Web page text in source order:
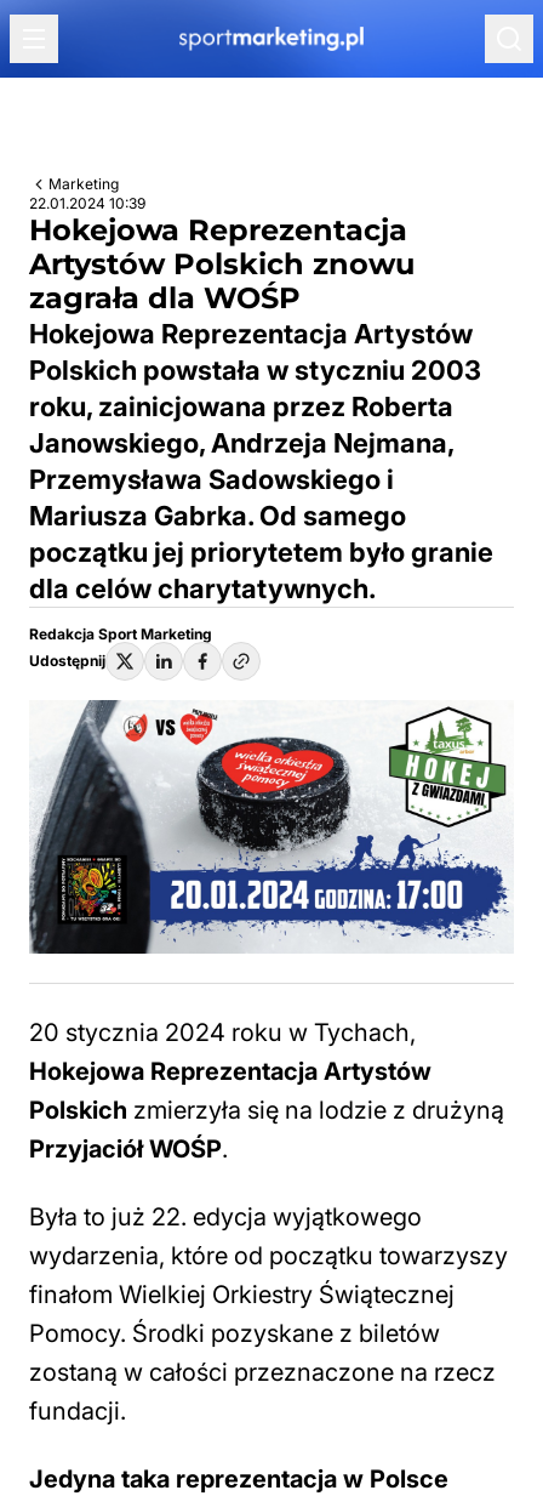
Przejdź do treści
Marketing
22.01.2024 10:39
Hokejowa Reprezentacja
Artystów Polskich znowu
zagrała dla WOŚP
Hokejowa Reprezentacja Artystów
Polskich powstała w styczniu 2003
roku, zainicjowana przez Roberta
Janowskiego, Andrzeja Nejmana,
Przemysława Sadowskiego i
Mariusza Gabrka. Od samego
początku jej priorytetem było granie
dla celów charytatywnych.
Redakcja Sport Marketing
Udostępnij
20 stycznia 2024 roku w Tychach,
Hokejowa Reprezentacja Artystów
Polskich zmierzyła się na lodzie z drużyną
Przyjaciół WOŚP.
Była to już 22. edycja wyjątkowego
wydarzenia, które od początku towarzyszy
finałom Wielkiej Orkiestry Świątecznej
Pomocy. Środki pozyskane z biletów
zostaną w całości przeznaczone na rzecz
fundacji.
Jedyna taka reprezentacja w Polsce